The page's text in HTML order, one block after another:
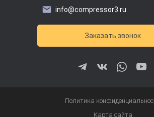
info@compressor3.ru
Заказать звонок
Политика
Карта сайта